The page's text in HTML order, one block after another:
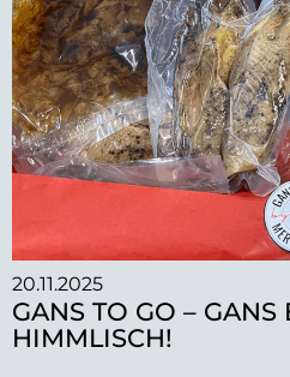
20.11.2025
GANS TO GO – GANS
HIMMLISCH!